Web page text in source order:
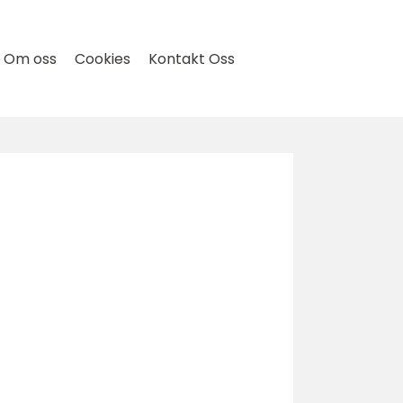
Om oss Cookies Kontakt Oss